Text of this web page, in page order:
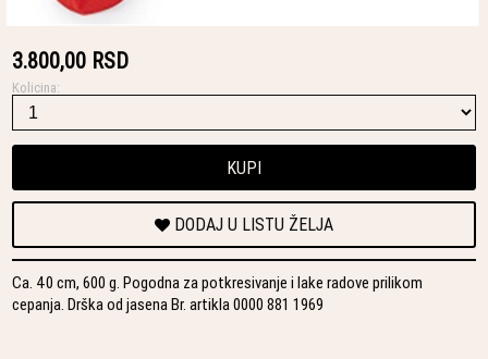
3.800,00 RSD
Kolicina:
KUPI
DODAJ U LISTU ŽELJA
Ca. 40 cm, 600 g. Pogodna za potkresivanje i lake radove prilikom
cepanja. Drška od jasena Br. artikla 0000 881 1969